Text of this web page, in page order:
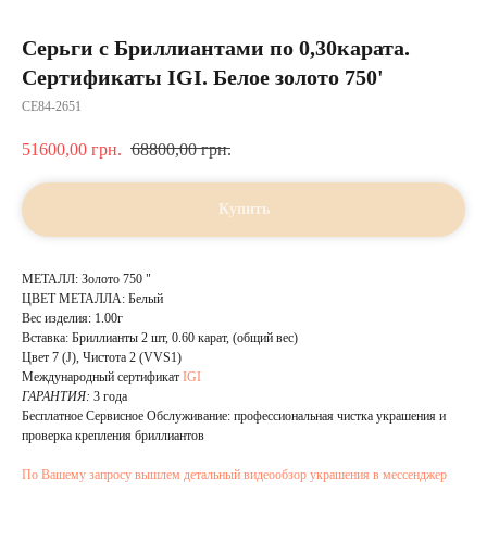
Серьги с Бриллиантами по 0,30карата.
Сертификаты IGI. Белое золото 750'
CE84-2651
51600,00 грн. 68800,00 грн.
Купить
МЕТАЛЛ: Золото 750 "
ЦВЕТ МЕТАЛЛА: Белый
Вес изделия: 1.00г
Вставка: Бриллианты 2 шт, 0.60 карат, (общий вес)
Цвет 7 (J), Чистота 2 (VVS1)
Международный сертификат IGI
ГАРАНТИЯ: 3 года
Бесплатное Сервисное Обслуживание: профессиональная чистка украшения и
проверка крепления бриллиантов
По Вашему запросу вышлем детальный видеообзор украшения в мессенджер